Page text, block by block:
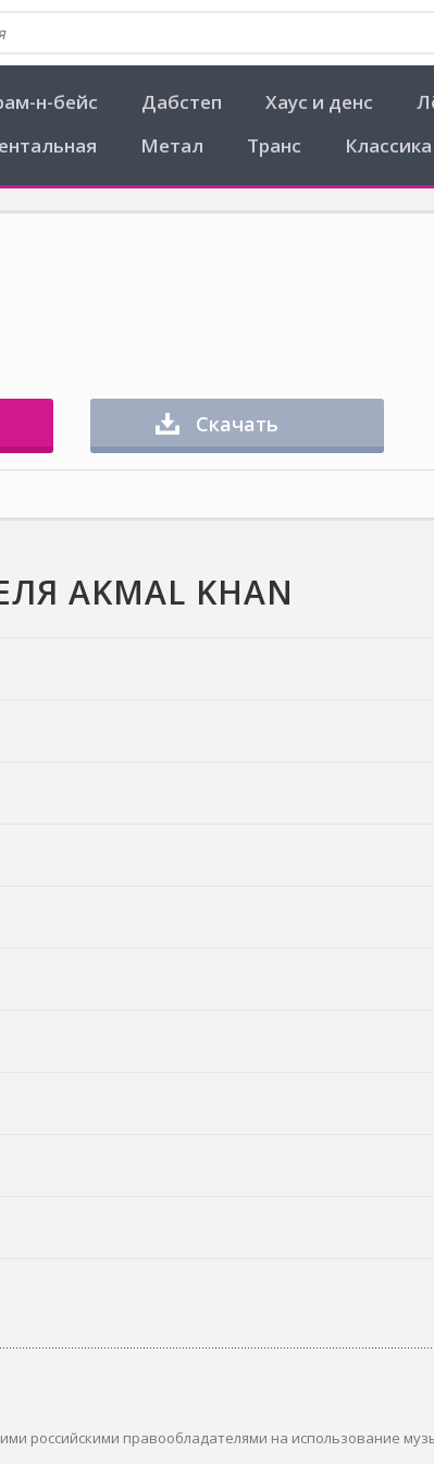
н-бейс Дабстеп Хаус и денс
Метал Транс Классика
Скачать
AKMAL KHAN
российскими правообладателями на использование